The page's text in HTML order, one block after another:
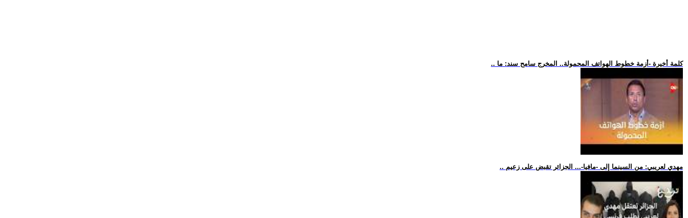
.. كلمة أخيرة -أزمة خطوط الهواتف المحمولة.. المخرج سامح سند: ما
.. مهدي لعريبي: من السينما إلى -مافيا-... الجزائر تقبض على زعيم